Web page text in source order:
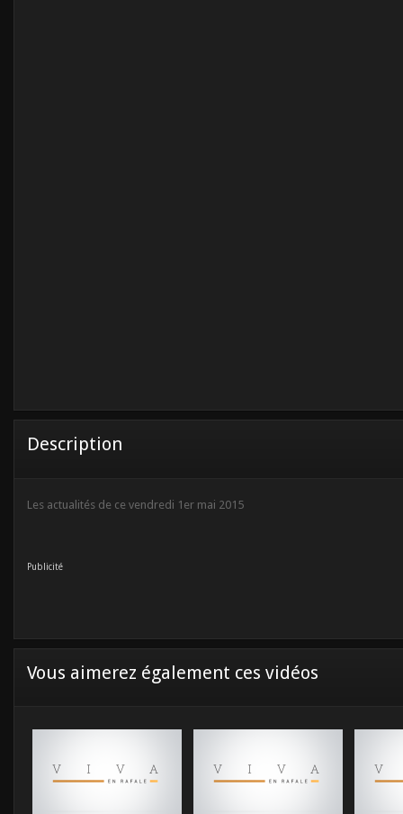
Description
Les actualités de ce vendredi 1er mai 2015
Publicité
Vous aimerez également ces vidéos